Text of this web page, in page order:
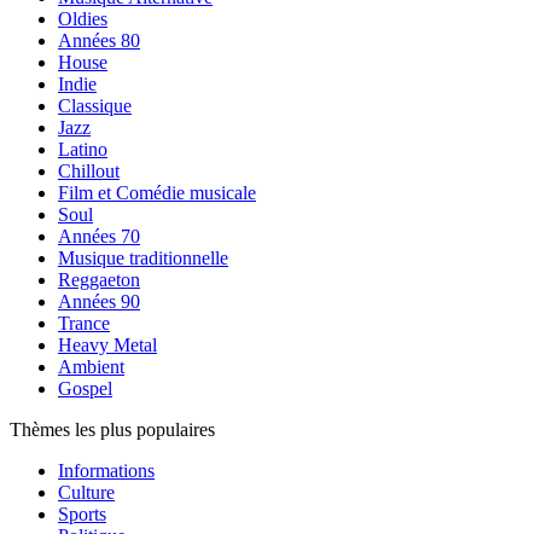
Oldies
Années 80
House
Indie
Classique
Jazz
Latino
Chillout
Film et Comédie musicale
Soul
Années 70
Musique traditionnelle
Reggaeton
Années 90
Trance
Heavy Metal
Ambient
Gospel
Thèmes les plus populaires
Informations
Culture
Sports